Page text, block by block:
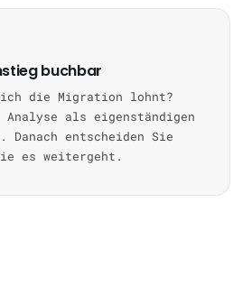
buchbar
die Migration lohnt?
Analyse als eigenständigen
entscheiden Sie
es weitergeht.